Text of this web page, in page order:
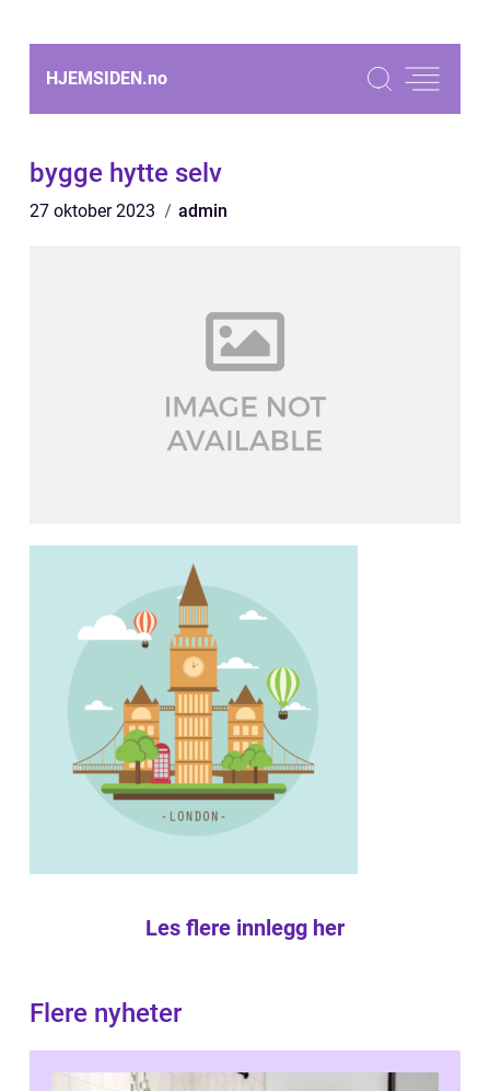
HJEMSIDEN.no
bygge hytte selv
27 oktober 2023 admin
Les flere innlegg her
Flere nyheter